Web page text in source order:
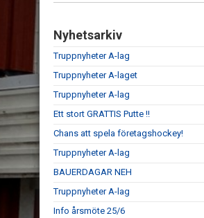
Nyhetsarkiv
Truppnyheter A-lag
Truppnyheter A-laget
Truppnyheter A-lag
Ett stort GRATTIS Putte !!
Chans att spela företagshockey!
Truppnyheter A-lag
BAUERDAGAR NEH
Truppnyheter A-lag
Info årsmöte 25/6